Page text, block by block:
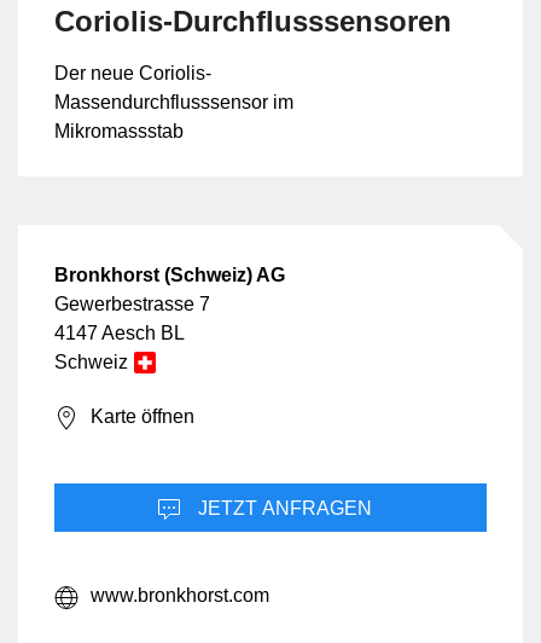
Coriolis-Durchflusssensoren
Der neue Coriolis-
Massendurchflusssensor im
Mikromassstab
Bronkhorst (Schweiz) AG
Gewerbestrasse 7
4147 Aesch BL
Schweiz
Karte öffnen
JETZT ANFRAGEN
www.bronkhorst.com